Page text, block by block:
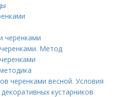
черенками
Метод
черенками весной. Условия
кустарников